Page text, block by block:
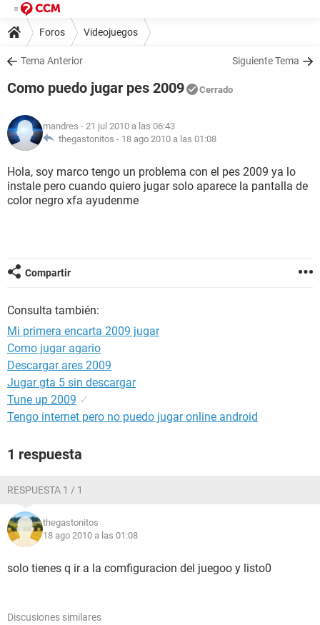
Foros Videojuegos
Tema Anterior Siguiente Tema
Como puedo jugar pes 2009 Cerrado
mandres - 21 jul 2010 a las 06:43
thegastonitos - 18 ago 2010 a las 01:08
Hola, soy marco tengo un problema con el pes 2009 ya lo
instale pero cuando quiero jugar solo aparece la pantalla de
color negro xfa ayudenme
Compartir
Consulta también:
Mi primera encarta 2009 jugar
Como jugar agario
Descargar ares 2009
Jugar gta 5 sin descargar
Tune up 2009 ✓
Tengo internet pero no puedo jugar online android
1 respuesta
RESPUESTA 1 / 1
thegastonitos
18 ago 2010 a las 01:08
solo tienes q ir a la comfiguracion del juegoo y listo0
Discusiones similares